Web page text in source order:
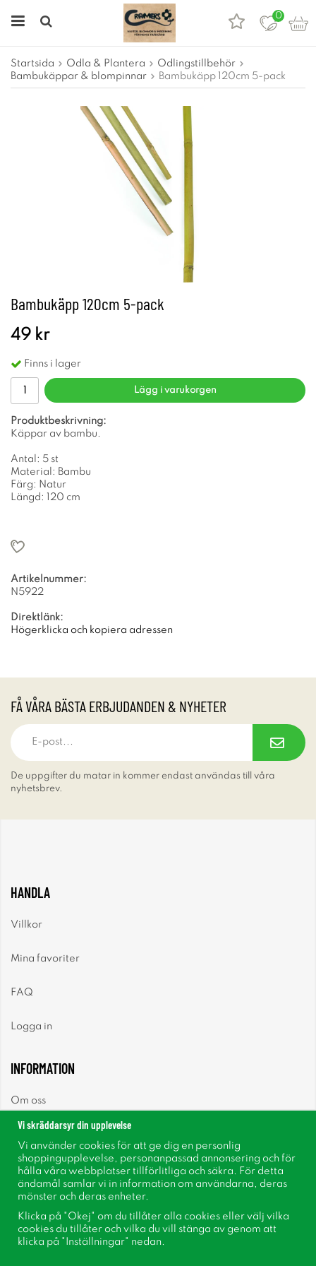
0
Startsida Odla & Plantera
Odlingstillbehör
Bambukäppar & blompinnar
Bambukäpp 120cm 5-pack
Bambukäpp 120cm 5-pack
49 kr
Finns i lager
Lägg i varukorgen
Produktbeskrivning:
Käppar av bambu.
Antal: 5 st
Material: Bambu
Färg: Natur
Längd: 120 cm
Artikelnummer:
N5922
Direktlänk:
Högerklicka och kopiera adressen
FÅ VÅRA BÄSTA ERBJUDANDEN & NYHETER
De uppgifter du matar in kommer endast användas till våra
nyhetsbrev.
HANDLA
Villkor
Mina favoriter
FAQ
Logga in
INFORMATION
Om oss
Nyhetsbrev
Om cookies
Inspiration
Vi skräddarsyr din upplevelse
Vi använder cookies för att ge dig en personlig
shoppingupplevelse, personanpassad annonsering och för
hålla våra webbplatser tillförlitliga och säkra. För detta
ändamål samlar vi in information om användarna, deras
mönster och deras enheter.
Klicka på "Okej" om du tillåter alla cookies eller välj vilka
cookies du tillåter och vilka du vill stänga av genom att
klicka på "Inställningar" nedan.